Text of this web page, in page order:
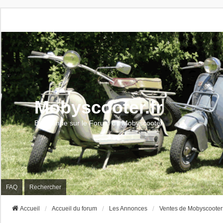
Mobyscooter.fr
Bienvenue sur le Forum du Mobyscooter
FAQ Rechercher
Accueil Accueil du forum Les Annonces Ventes de